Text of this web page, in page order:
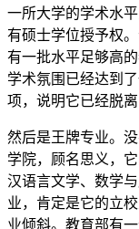
一所大学的学术水
有硕士学位授予权
有一批水平足够高
学术氛围已经达到
项，说明它已经脱
然后是王牌专业。
学院，顾名思义，
汉语言文学、数学
业，肯定是它的立
业倾斜。教育部有